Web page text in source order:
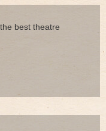
best theatre